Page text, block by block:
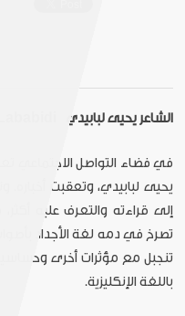
الشاعر يحيى لبابيدي Yahia Lababidi
في فضاء التواصل الاجتماعي
يحيى لبابيدي، وتعقبت أخباره.
إلى قراءته والتعرف عليه أكثر،
تصرخ في دمه لغة الأجداد
تنجبل مع مؤثرات أخرى
باللغة الإنكليزية.